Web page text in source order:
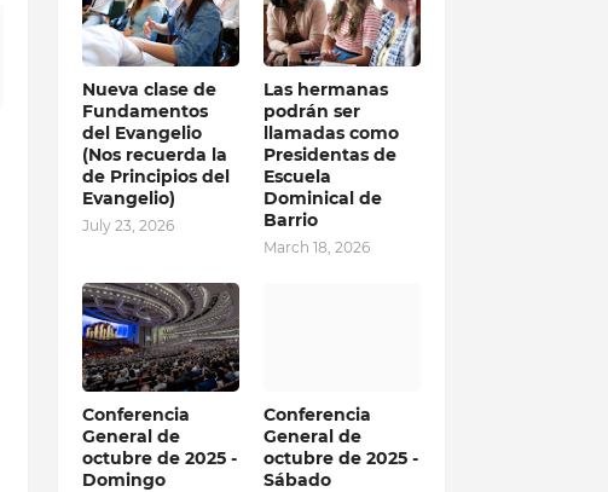
Nueva clase de
Fundamentos
del Evangelio
(Nos recuerda la
de Principios del
Evangelio)
July 23, 2026
Las hermanas
podrán ser
llamadas como
Presidentas de
Escuela
Dominical de
Barrio
March 18, 2026
Conferencia
General de
octubre de 2025 -
Domingo
Conferencia
General de
octubre de 2025 -
Sábado